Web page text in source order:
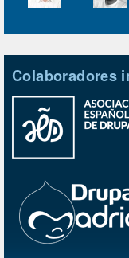
Colaboradores